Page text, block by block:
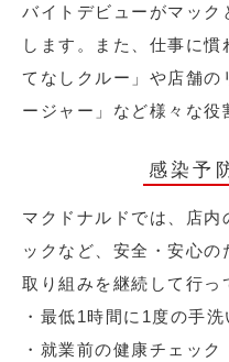
バイトデビューがマック
します。また、仕事に
てなしクルー」や店舗の
ージャー」など様々な役
感染予
マクドナルドでは、店内
ックなど、安全・安心
取り組みを継続して行っ
・最低1時間に1度の手洗
・就業前の健康チェッ